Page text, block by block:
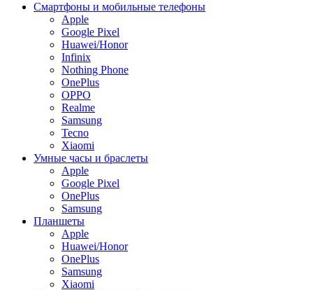
Смартфоны и мобильные телефоны
Apple
Google Pixel
Huawei/Honor
Infinix
Nothing Phone
OnePlus
OPPO
Realme
Samsung
Tecno
Xiaomi
Умные часы и браслеты
Apple
Google Pixel
OnePlus
Samsung
Планшеты
Apple
Huawei/Honor
OnePlus
Samsung
Xiaomi